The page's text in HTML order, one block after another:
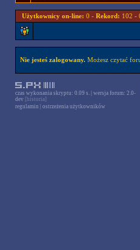
Użytkownicy on-line: 0 - Rekord: 102 -
Nie jesteś zalogowany.Możesz czytać
czas wykonania skryptu: 0.09 s. | wersja forum: 2.0-
dev [historia]
regulamin
ostrzeżenia użytkowników